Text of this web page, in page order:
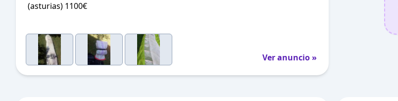
(asturias) 1100€
Ver anuncio »